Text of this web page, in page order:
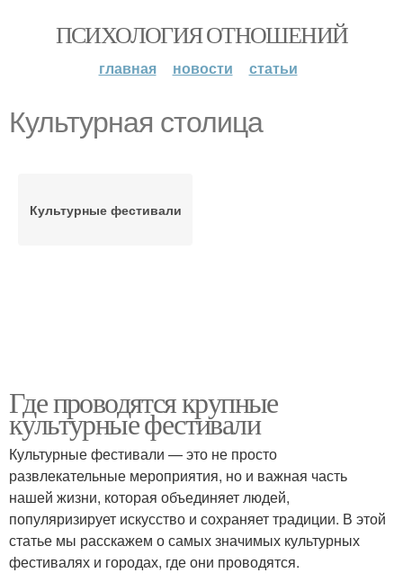
ПСИХОЛОГИЯ ОТНОШЕНИЙ
главная новости статьи
Культурная столица
Культурные фестивали
Где проводятся крупные
культурные фестивали
Культурные фестивали — это не просто
развлекательные мероприятия, но и важная часть
нашей жизни, которая объединяет людей,
популяризирует искусство и сохраняет традиции. В этой
статье мы расскажем о самых значимых культурных
фестивалях и городах, где они проводятся.